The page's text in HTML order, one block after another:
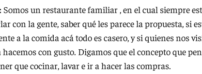
Somos un restaurante familiar , en el cual siempre
con la gente, saber qué les parece la propuesta, si
a la comida acá todo es casero, y si quienes nos
con gusto. Digamos que el concepto que
que cocinar, lavar e ir a hacer las compras.